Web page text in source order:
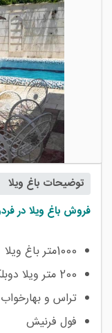
توضیحات باغ ویلا
فروش باغ ویلا در
1000متر باغ ویلا
200 متر ویلا دوبلکس سه خوابه
تراس و بهارخواب
فول فرنیش